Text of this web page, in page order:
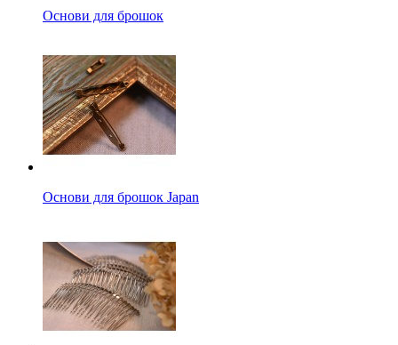
Основи для брошок
Основи для брошок Japan